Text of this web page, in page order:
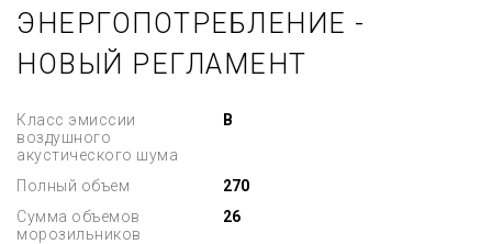
ЭНЕРГОПОТРЕБЛЕНИЕ -
НОВЫЙ РЕГЛАМЕНТ
Класс эмиссии
воздушного
акустического шума
B
Полный объем
270
Сумма объемов
морозильников
26